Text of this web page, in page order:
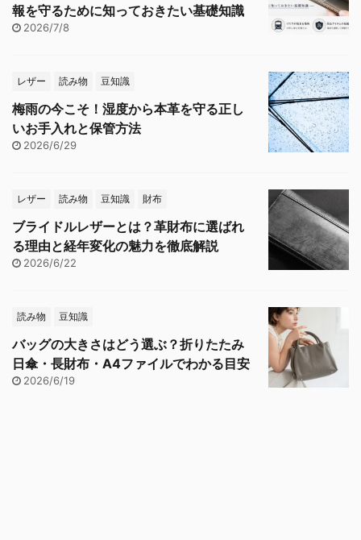
報を守るために知っておきたい基礎知識
2026/7/8
レザー 読み物 豆知識
梅雨の今こそ！湿度から本革を守る正し
いお手入れと保管方法
2026/6/29
レザー 読み物 豆知識 財布
ブライドルレザーとは？革財布に選ばれ
る理由と経年変化の魅力を徹底解説
2026/6/22
読み物 豆知識
バッグの大きさはどう選ぶ？折りたたみ
日傘・長財布・A4ファイルでわかる目安
2026/6/19